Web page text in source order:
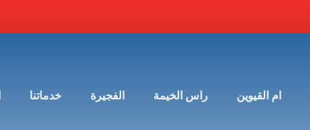
ام القيوين راس الخيمة الفجيرة خدماتنا